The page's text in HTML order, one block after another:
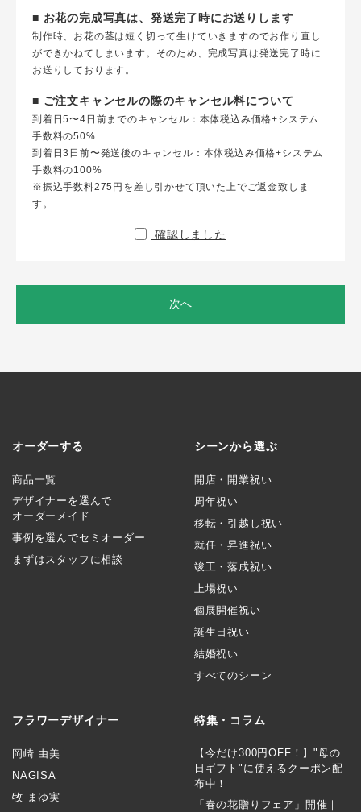
■ お花の完成写真は、発送完了時にお送りします
制作時、お花の茎は短く切って生けていきますのでお作り直し
ができかねてしまいます。そのため、完成写真は発送完了時に
お送りしております。
■ ご注文キャンセルの際のキャンセル料について
到着日5〜4日前までのキャンセル：本体税込み価格+システム
手数料の50%
到着日3日前〜発送後のキャンセル：本体税込み価格+システム
手数料の100%
※振込手数料275円を差し引かせて頂いた上でご返金致しま
す。
確認しました
次へ
オーダーする
商品一覧
デザイナーを選んで
オーダーメイド
事例を選んでセミオーダー
まずはスタッフに相談
シーンから選ぶ
開店・開業祝い
周年祝い
移転・引越し祝い
就任・昇進祝い
竣工・落成祝い
上場祝い
個展開催祝い
誕生日祝い
結婚祝い
すべてのシーン
フラワーデザイナー
岡崎 由美
NAGISA
牧 まゆ実
特集・コラム
【今だけ300円OFF！】"母の
日ギフト"に使えるクーポン配
布中！
「春の花贈りフェア」開催｜